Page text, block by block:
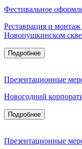
Фестивальное
Реставрация и
Новопушкинском
Подробнее
Презентационные
Новогодний
Подробнее
Презентационные